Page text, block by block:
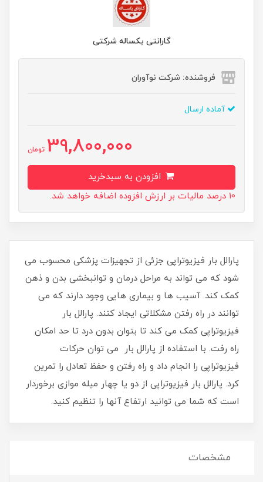
گارانتی یکساله شرکتی
فروشنده: شرکت نوآوران
آماده ارسال
39,800,000 تومان
10 درصد مالیات بر ارزش افزوده اضافه خواهد شد.
پارالل بار فیزیوتراپی جزئی از تجهیزات پزشکی محسوب می
شود که می تواند به مراحل درمان و توانبخشی بدن و ذهن
کمک کند. آسیب ها و بیماری هایی وجود دارند که می
توانند در راه رفتن مشکلاتی ایجاد کنند. پارالل بار
فیزیوتراپی کمک می کند تا بتوان بدون درد تا حد امکان
راه رفت. با استفاده از پارالل بار می توان حرکات
فیزیوتراپی را انجام داد و راه رفتن و حفظ تعادل را تمرین
کرد. پارالل بار فیزیوتراپی از دو یا چهار میله موازی برخوردار
است که شما می توانید ارتفاع آنها را تنظیم کنید.
مشخصات